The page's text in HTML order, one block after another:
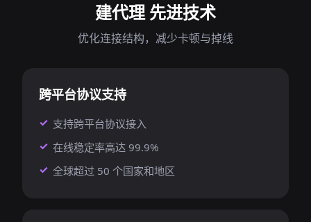
建代理 先进技术
优化连接结构，减少卡顿与掉线
跨平台协议支持
支持跨平台协议接入
在线稳定率高达 99.9%
全球超过 50 个国家和地区